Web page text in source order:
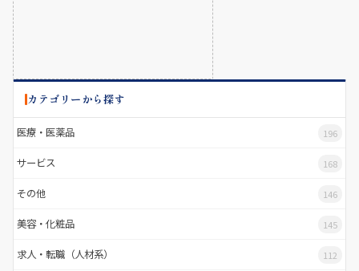
カテゴリーから探す
医療・医薬品 196
サービス 168
その他 146
美容・化粧品 145
求人・転職（人材系） 112